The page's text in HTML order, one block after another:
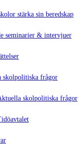
stärka sin beredskap
seminarier & intervjuer
skolpolitiska frågor
skolpolitiska frågor